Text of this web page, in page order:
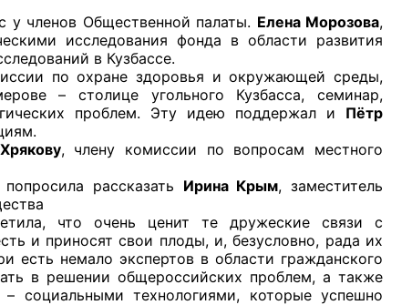
Общественной палаты. Елена Морозова,
исследования фонда в области развития
в Кузбассе.
по охране здоровья и окружающей среды,
– столице угольного Кузбасса, семинар,
проблем. Эту идею поддержал и Пётр
, члену комиссии по вопросам местного
рассказать Ирина Крым, заместитель
что очень ценит те дружеские связи с
и приносят свои плоды, и, безусловно, рада их
немало экспертов в области гражданского
в решении общероссийских проблем, а также
социальными технологиями, которые успешно